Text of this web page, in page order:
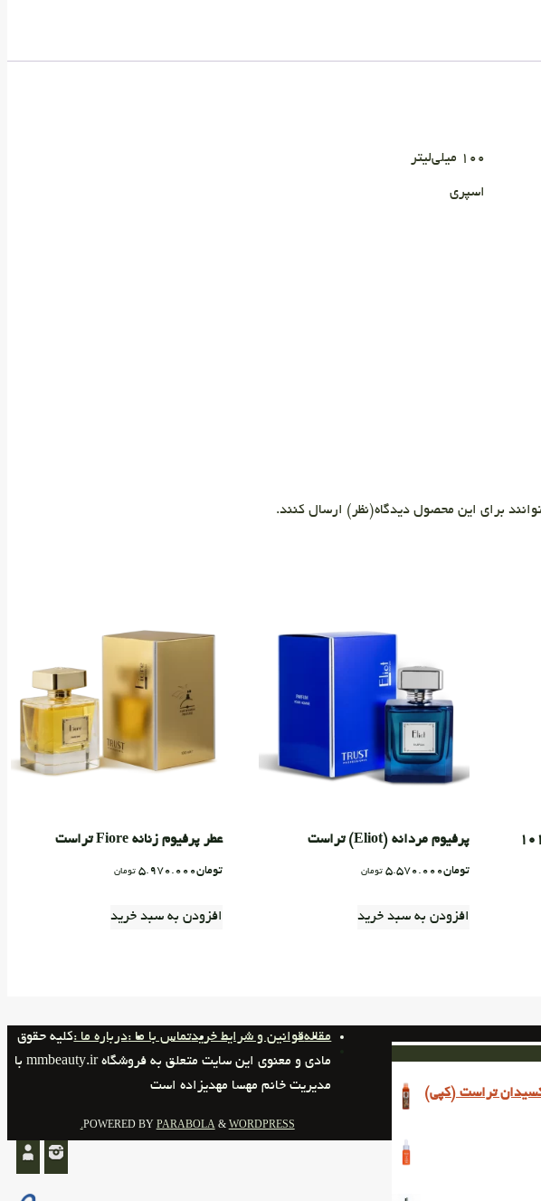
۱۰۰ میلی‌لیتر
اسپری
برای این محصول دیدگاه(نظر) ارسال کنند.
رژ لب مایع مخملی مات سرژه کد ۱۰۱
پرفیوم مردانه (Eliot) تراست
تومان5.570.000 تومان
افزودن به سبد خرید
عطر پرفیوم زنانه Fiore تراست
تومان5.970.000 تومان
افزودن به سبد خرید
تراست (کپی)
مقالهقوانین و شرایط خریدتماس با ما :درباره ما :کلیه حقوق
مادی و معنوی این سایت متعلق به فروشگاه mmbeauty.ir با
مدیریت خانم مهسا مهدیزاده است
POWERED BY PARABOLA& WORDPRESS.